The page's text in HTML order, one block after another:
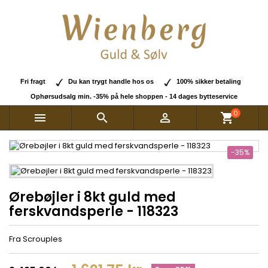
Fri fragt Du kan trygt handle hos os 100% sikker betaling
Ophørsudsalg min. -35% på hele shoppen - 14 dages bytteservice
   shopping_cart0
-35%
Ørebøjler i 8kt guld med
ferskvandsperle - 118323
Fra Scrouples